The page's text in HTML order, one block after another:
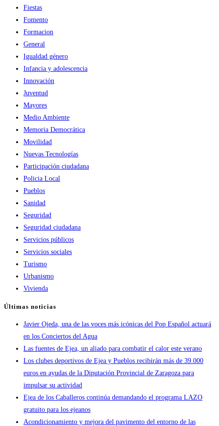
Fiestas
Fomento
Formacion
General
Igualdad género
Infancia y adolescencia
Innovación
Juventud
Mayores
Medio Ambiente
Memoria Democrática
Movilidad
Nuevas Tecnologías
Participación ciudadana
Policia Local
Pueblos
Sanidad
Seguridad
Seguridad ciudadana
Servicios públicos
Servicios sociales
Turismo
Urbanismo
Vivienda
Últimas noticias
Javier Ojeda, una de las voces más icónicas del Pop Español actuará
en los Conciertos del Agua
Las fuentes de Ejea, un aliado para combatir el calor este verano
Los clubes deportivos de Ejea y Pueblos recibirán más de 39.000
euros en ayudas de la Diputación Provincial de Zaragoza para
impulsar su actividad
Ejea de los Caballeros continúa demandando el programa LAZO
gratuito para los ejeanos
Acondicionamiento y mejora del pavimento del entorno de las